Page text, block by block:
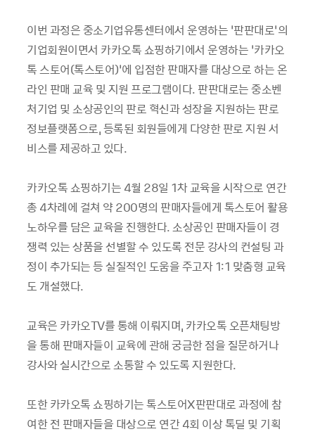
이번 과정은 중소기업유통센터에서 운영하는 ‘판판대로’의
기업회원이면서 카카오톡 쇼핑하기에서 운영하는 ‘카카오
톡 스토어(톡스토어)’에 입점한 판매자를 대상으로 하는 온
라인 판매 교육 및 지원 프로그램이다. 판판대로는 중소벤
처기업 및 소상공인의 판로 혁신과 성장을 지원하는 판로
정보플랫폼으로, 등록된 회원들에게 다양한 판로 지원 서
비스를 제공하고 있다.
카카오톡 쇼핑하기는 4월 28일 1차 교육을 시작으로 연간
총 4차례에 걸쳐 약 200명의 판매자들에게 톡스토어 활용
노하우를 담은 교육을 진행한다. 소상공인 판매자들이 경
쟁력 있는 상품을 선별할 수 있도록 전문 강사의 컨설팅 과
정이 추가되는 등 실질적인 도움을 주고자 1:1 맞춤형 교육
도 개설했다.
교육은 카카오TV를 통해 이뤄지며, 카카오톡 오픈채팅방
을 통해 판매자들이 교육에 관해 궁금한 점을 질문하거나
강사와 실시간으로 소통할 수 있도록 지원한다.
또한 카카오톡 쇼핑하기는 톡스토어X판판대로 과정에 참
여한 전 판매자들을 대상으로 연간 4회 이상 톡딜 및 기획